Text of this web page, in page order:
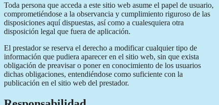
Toda persona que acceda a este sitio web asume el papel de usuario,
comprometiéndose a la observancia y cumplimiento riguroso de las
disposiciones aquí dispuestas, así como a cualesquiera otra
disposición legal que fuera de aplicación.
El prestador se reserva el derecho a modificar cualquier tipo de
información que pudiera aparecer en el sitio web, sin que exista
obligación de preavisar o poner en conocimiento de los usuarios
dichas obligaciones, entendiéndose como suficiente con la
publicación en el sitio web del prestador.